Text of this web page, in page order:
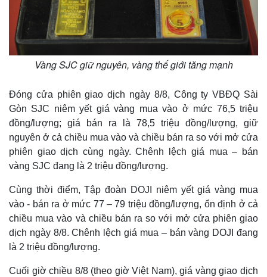
Vàng SJC giữ nguyên, vàng thế giới tăng mạnh
Đóng cửa phiên giao dịch ngày 8/8, Công ty VBĐQ Sài
Gòn SJC niêm yết giá vàng mua vào ở mức 76,5 triệu
đồng/lượng; giá bán ra là 78,5 triệu đồng/lượng, giữ
nguyên ở cả chiều mua vào và chiều bán ra so với mở cửa
phiên giao dịch cùng ngày. Chênh lệch giá mua – bán
vàng SJC đang là 2 triệu đồng/lượng.
Cùng thời điểm, Tập đoàn DOJI niêm yết giá vàng mua
vào - bán ra ở mức 77 – 79 triệu đồng/lượng, ổn định ở cả
chiều mua vào và chiều bán ra so với mở cửa phiên giao
dịch ngày 8/8. Chênh lệch giá mua – bán vàng DOJI đang
là 2 triệu đồng/lượng.
Cuối giờ chiều 8/8 (theo giờ Việt Nam), giá vàng giao dịch